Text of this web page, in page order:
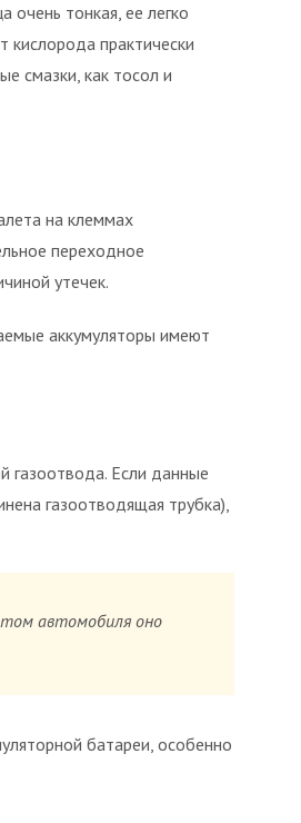
очень тонкая, ее легко
кислорода практически
смазки, как тосол и
на клеммах
переходное
утечек.
аккумуляторы имеют
газоотвода. Если данные
газоотводящая трубка),
автомобиля оно
батареи, особенно